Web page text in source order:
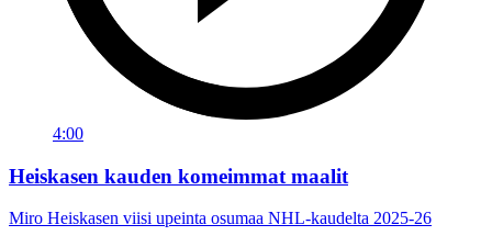
4:00
Heiskasen kauden komeimmat maalit
Miro Heiskasen viisi upeinta osumaa NHL-kaudelta 2025-26